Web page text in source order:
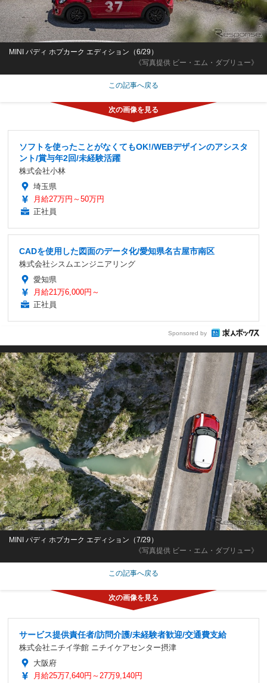
《写真提供 ビー・エム・ダブリュー》
MINI パディ ホプカーク エディション（6/29）
この記事へ戻る
ソフトを使ったことがなくてもOK!/WEBデザインのアシスタ
ント/賞与年2回/未経験活躍
株式会社小林
埼玉県
月給27万円～50万円
正社員
CADを使用した図面のデータ化/愛知県名古屋市南区
株式会社シスムエンジニアリング
愛知県
月給21万6,000円～
正社員
Sponsored by
《写真提供 ビー・エム・ダブリュー》
MINI パディ ホプカーク エディション（7/29）
この記事へ戻る
サービス提供責任者/訪問介護/未経験者歓迎/交通費支給
株式会社ニチイ学館 ニチイケアセンター摂津
大阪府
月給25万7,640円～27万9,140円